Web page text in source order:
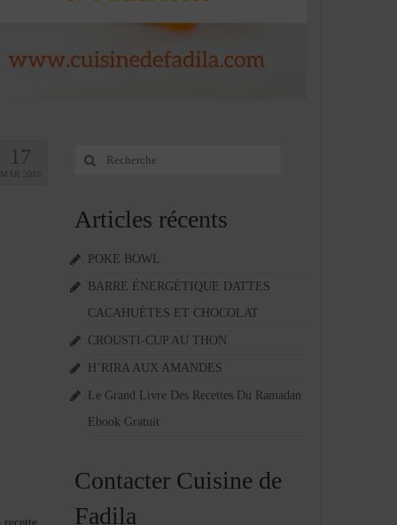
17
MAR 2010
Rechercher
Articles récents
POKE BOWL
BARRE ÉNERGÉTIQUE DATTES
CACAHUÈTES ET CHOCOLAT
CROUSTI-CUP AU THON
H’RIRA AUX AMANDES
Le Grand Livre Des Recettes Du Ramadan
Ebook Gratuit
Contacter Cuisine de
Fadila